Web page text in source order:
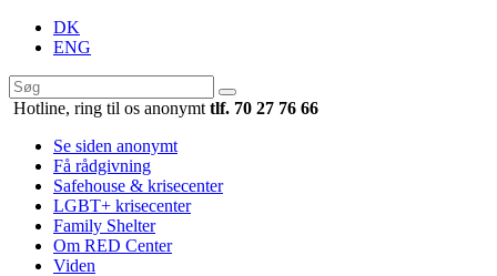
DK
ENG
Hotline, ring til os anonymt tlf. 70 27 76 66
Se siden anonymt
Få rådgivning
Safehouse & krisecenter
LGBT+ krisecenter
Family Shelter
Om RED Center
Viden